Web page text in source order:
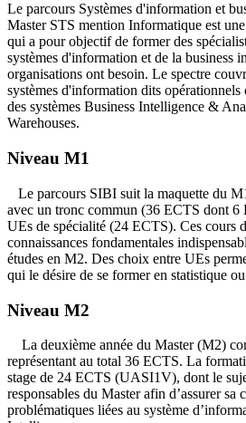
Le parcours Systèmes d'information et
Master STS mention Informatique est
qui a pour objectif de former des
systèmes d'information et de la business
organisations ont besoin. Le spectre
systèmes d'information dits
des systèmes Business Intelligence &
Warehouses.
Niveau M1
Le parcours SIBI suit la maquette du
avec un tronc commun (36 ECTS dont 6
UEs de spécialité (24 ECTS). Ces cours
connaissances fondamentales
études en M2. Des choix entre UEs
qui le désire de se former en statistique
Niveau M2
La deuxième année du Master (M2)
représentant au total 36 ECTS. La
stage de 24 ECTS (UASI1V), dont le
responsables du Master afin d’assurer sa
problématiques liées au système